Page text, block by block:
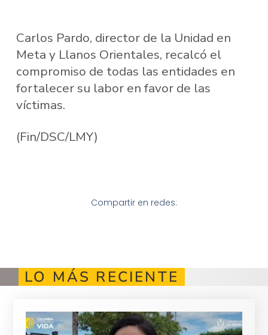
Carlos Pardo, director de la Unidad en
Meta y Llanos Orientales, recalcó el
compromiso de todas las entidades en
fortalecer su labor en favor de las
víctimas.
(Fin/DSC/LMY)
Compartir en redes:
LO MÁS RECIENTE